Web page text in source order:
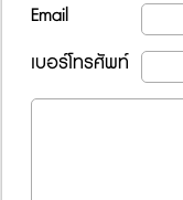
Email
เบอร์โทรศัพท์